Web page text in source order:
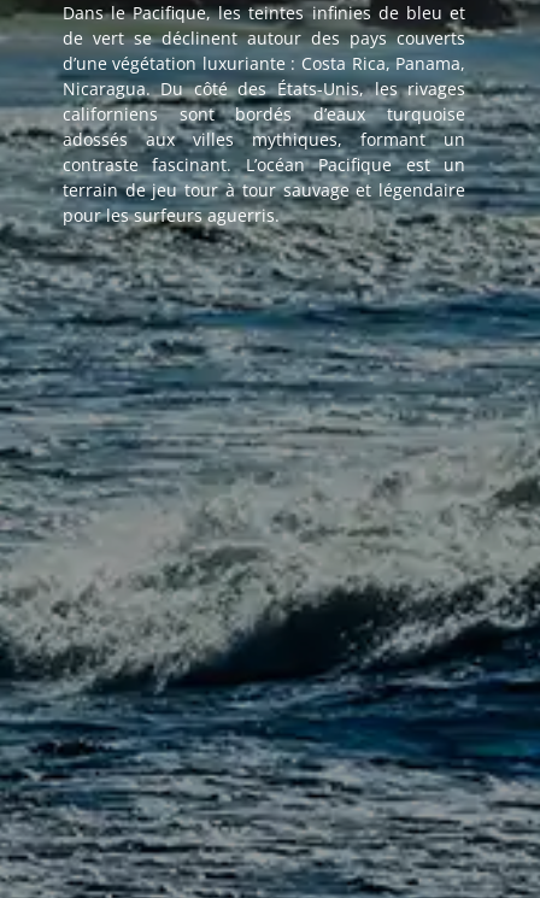
Dans le Pacifique, les teintes infinies de bleu et
de vert se déclinent autour des pays couverts
d’une végétation luxuriante : Costa Rica, Panama,
Nicaragua. Du côté des États-Unis, les rivages
californiens sont bordés d’eaux turquoise
adossés aux villes mythiques, formant un
contraste fascinant. L’océan Pacifique est un
terrain de jeu tour à tour sauvage et légendaire
pour les surfeurs aguerris.